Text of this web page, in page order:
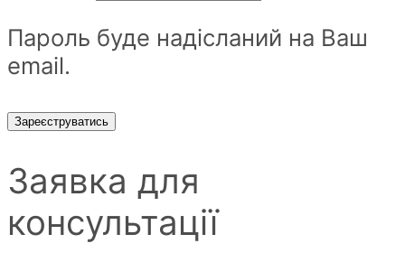
Пароль буде надісланий на Ваш
email.
Зареєструватись
Заявка для
консультації